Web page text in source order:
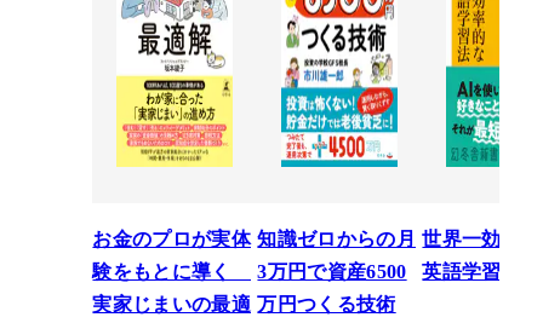
お金のプロが実体
験をもとに導く
実家じまいの最適
知識ゼロからの月
3万円で資産6500
万円つくる技術
世界一効率
英語学習法